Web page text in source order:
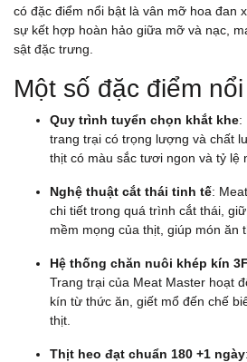
có đặc điểm nổi bật là vân mỡ hoa đan
sự kết hợp hoàn hảo giữa mỡ và nạc,
sật đặc trưng.
Một số đặc điểm
Quy trình tuyển chọn khắt khe:
trang trại có trọng lượng và chất
thịt có màu sắc tươi ngon và tỷ lệ
Nghệ thuật cắt thái tinh tế:
chi tiết trong quá trình cắt thái,
mềm mọng của thịt, giúp món ăn
Hệ thống chăn nuôi khép kín
Trang trại của Meat Master hoạt
kín từ thức ăn, giết mổ đến chế
thịt.
Thịt heo đạt chuẩn 180 +1 ngày